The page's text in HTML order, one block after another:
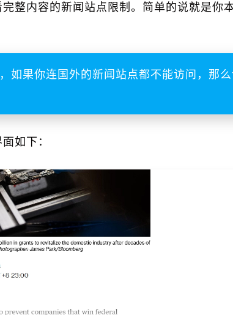
整内容的新闻站点限制。简单的说就是你
如果你连国外的新闻站点都不能访问，那
如下：